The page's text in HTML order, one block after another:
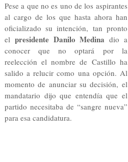
Pese a que no es uno de los aspirantes
al cargo de los que hasta ahora han
oficializado su intención, tan pronto
elpresidente Danilo Medina dio a
conocer que no optará por la
reelección el nombre de Castillo ha
salido a relucir como una opción. Al
momento de anunciar su decisión, el
mandatario dijo que entendía que el
partido necesitaba de “sangre nueva”
para esa candidatura.